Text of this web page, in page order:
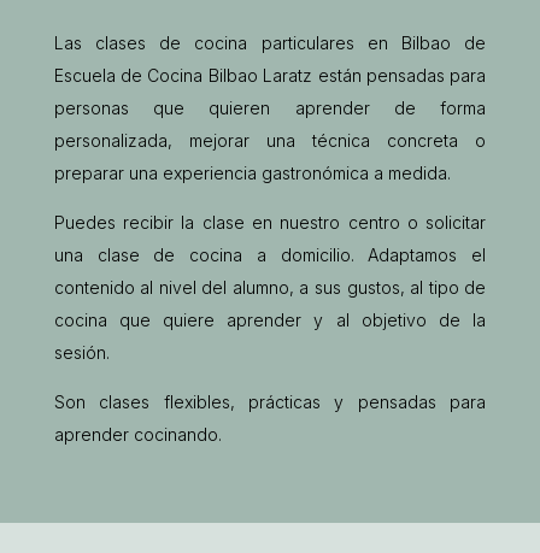
Las clases de cocina particulares en Bilbao de
Escuela de Cocina Bilbao Laratz están pensadas para
personas que quieren aprender de forma
personalizada, mejorar una técnica concreta o
preparar una experiencia gastronómica a medida.
Puedes recibir la clase en nuestro centro o solicitar
una clase de cocina a domicilio. Adaptamos el
contenido al nivel del alumno, a sus gustos, al tipo de
cocina que quiere aprender y al objetivo de la
sesión.
Son clases flexibles, prácticas y pensadas para
aprender cocinando.